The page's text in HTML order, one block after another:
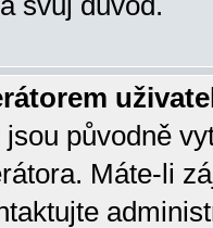
původně
Máte-li